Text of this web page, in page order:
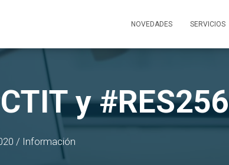
NOVEDADES SERVICIOS
y #RES256
/ Información